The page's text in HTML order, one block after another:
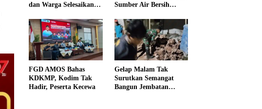
dan Warga Selesaikan
Sumber Air Bersih
Kepulauan
FGD AMOS Bahas
KDKMP, Kodim Tak
Hadir, Peserta Kecewa
Gelap Malam Tak
Surutkan Semangat
Bangun Jembatan